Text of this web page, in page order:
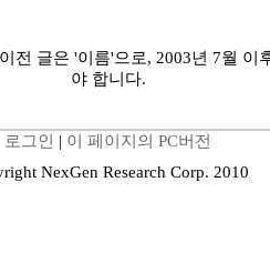
전 글은 '이름'으로, 2003년 7월 이
야 합니다.
로그인 | 이 페이지의 PC버전
NexGen Research Corp. 2010